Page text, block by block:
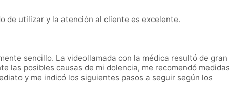
de utilizar y la atención al cliente es excelente.
sencillo. La videollamada con la médica resultó de gran
las posibles causas de mi dolencia, me recomendó medidas
y me indicó los siguientes pasos a seguir según los